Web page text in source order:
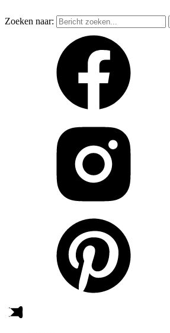
Zoeken naar: